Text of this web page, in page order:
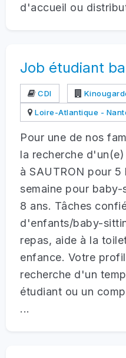
d'accueil ou
Job étudiant
CDI
Loire-Atlantique -
Pour une de nos
la recherche
à SAUTRON pour
semaine pour
8 ans. Tâches
d'enfants/baby-
repas, aide à la
enfance. Votre
recherche d'un
étudiant ou un
...